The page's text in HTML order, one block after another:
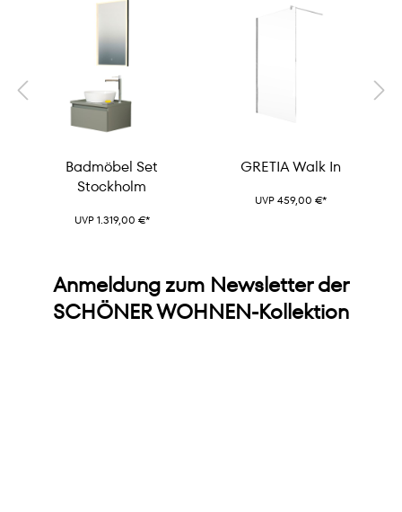
Badmöbel Set
Stockholm
UVP 1.319,00 €*
GRETIA Walk In
UVP 459,00 €*
Anmeldung zum Newsletter der
SCHÖNER WOHNEN-Kollektion